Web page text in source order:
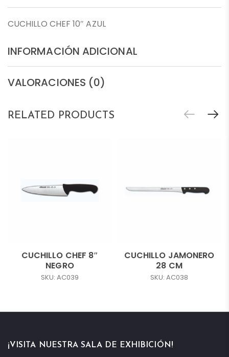
CUCHILLO CHEF 10″ AZUL
INFORMACIÓN ADICIONAL
VALORACIONES (0)
RELATED PRODUCTS
CUCHILLO CHEF 8″
NEGRO
SKU: AC039
CUCHILLO JAMONERO
28 CM
SKU: AC038
¡VISITA NUESTRA SALA DE EXHIBICIÓN!